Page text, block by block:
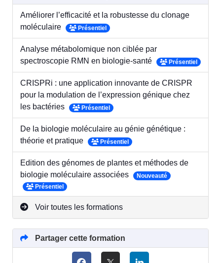
Améliorer l’efficacité et la robustesse du clonage
moléculaire
Présentiel
Analyse métabolomique non ciblée par
spectroscopie RMN en biologie-santé
Présentiel
CRISPRi : une application innovante de CRISPR
pour la modulation de l’expression génique chez
les bactéries
Présentiel
De la biologie moléculaire au génie génétique :
théorie et pratique
Présentiel
Edition des génomes de plantes et méthodes de
biologie moléculaire associées
Nouveauté
Présentiel
Voir toutes les formations
Partager cette formation